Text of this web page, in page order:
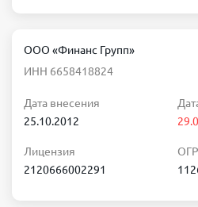
ООО «Финанс Групп»
ИНН 6658418824
Дата внесения
25.10.2012
Лицензия
2120666002291